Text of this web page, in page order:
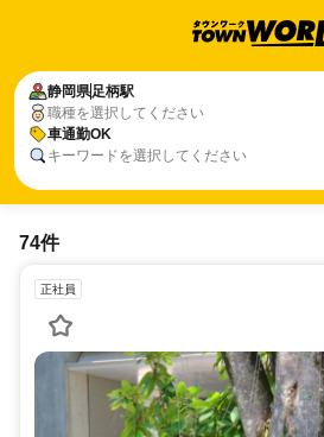
静岡県足柄駅
職種を選択してください
車通勤OK
キーワードを選択してください
74件
正社員